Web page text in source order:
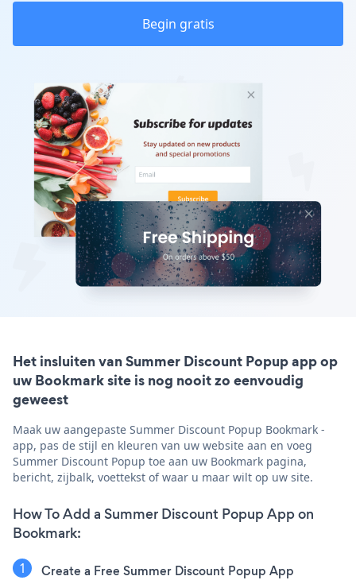
Begin gratis
Het insluiten van Summer Discount Popup app op
uw Bookmark site is nog nooit zo eenvoudig
geweest
Maak uw aangepaste Summer Discount Popup Bookmark -
app, pas de stijl en kleuren van uw website aan en voeg
Summer Discount Popup toe aan uw Bookmark pagina,
bericht, zijbalk, voettekst of waar u maar wilt op uw site.
How To Add a Summer Discount Popup App on
Bookmark:
Create a Free Summer Discount Popup App